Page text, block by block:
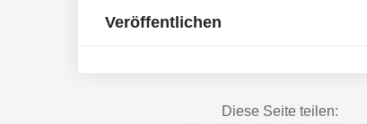
Veröffentlichen
Diese Seite teilen: